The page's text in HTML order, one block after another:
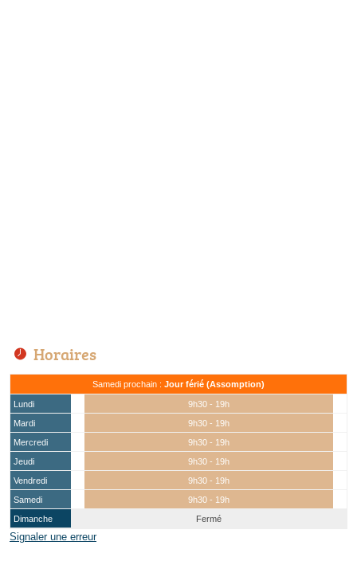
Horaires
Samedi prochain : Jour férié (Assomption)
Lundi
9h30 - 19h
Mardi
9h30 - 19h
Mercredi
9h30 - 19h
Jeudi
9h30 - 19h
Vendredi
9h30 - 19h
Samedi
9h30 - 19h
Dimanche
Fermé
Signaler une erreur